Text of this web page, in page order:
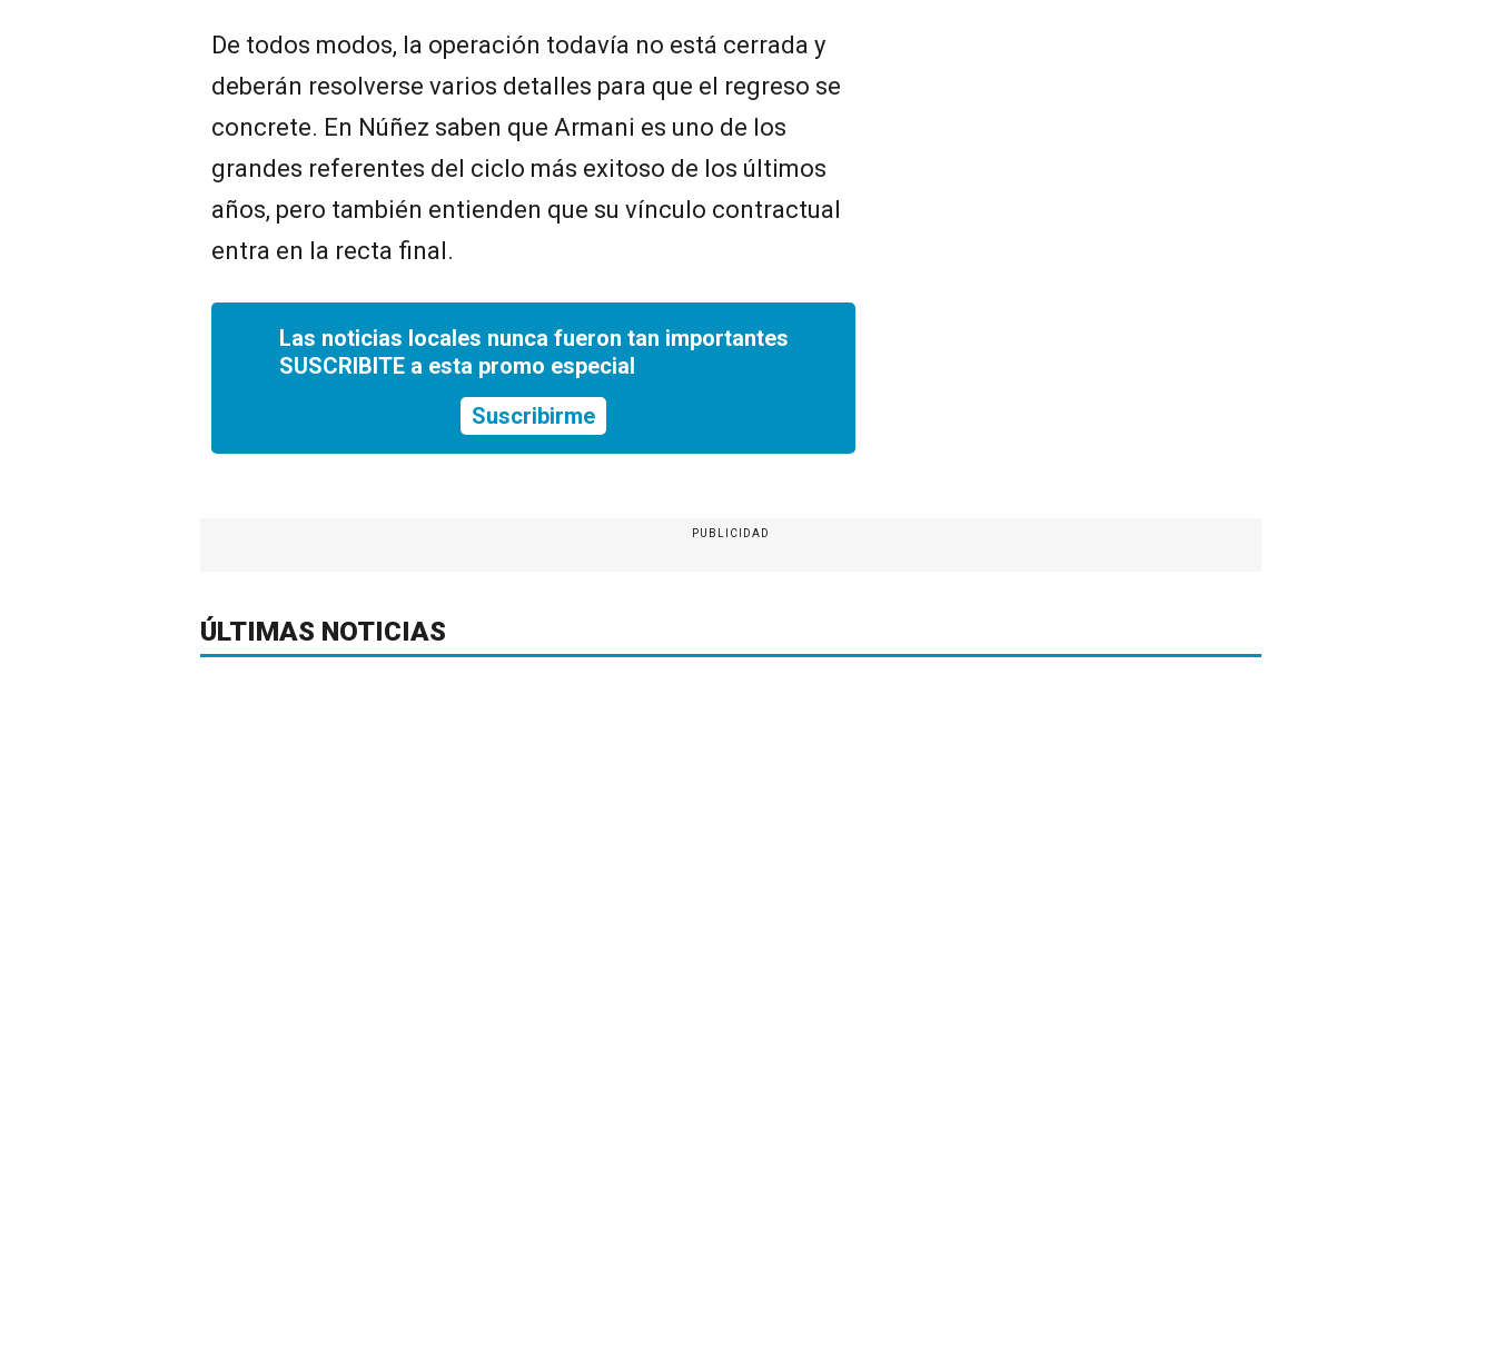
De todos modos, la operación todavía no está cerrada y
deberán resolverse varios detalles para que el regreso se
concrete. En Núñez saben que Armani es uno de los
grandes referentes del ciclo más exitoso de los últimos
años, pero también entienden que su vínculo contractual
entra en la recta final.
Las noticias locales nunca fueron tan importantes
SUSCRIBITE a esta promo especial
Suscribirme
PUBLICIDAD
ÚLTIMAS NOTICIAS